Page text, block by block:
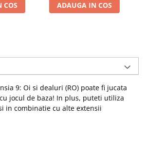
COS ADAUGA IN COS
9: Oi si dealuri (RO) poate fi jucata
jocul de baza! In plus, puteti utiliza
in combinatie cu alte extensii